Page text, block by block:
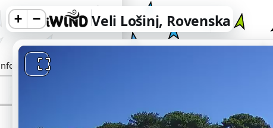
+ − Veli Lošinj, Rovenska